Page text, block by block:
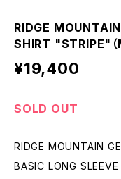
RIDGE
SHIRT "STRIPE"（
¥19,400
SOLD OUT
RIDGE MOUNTAIN
BASIC LONG SLEEVE